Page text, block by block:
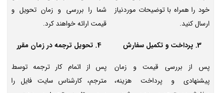
خود را همراه با توضیحات موردنیاز
ارسال کنید.
شما را بررسی و زمان تحویل و
قیمت ارائه خواهند کرد.
3. پرداخت و تکمیل سفارش
پس از بررسی قیمت و زمان
پیشنهادی و پرداخت هزینه،
4. تحویل ترجمه در زمان مقرر
پس از اتمام کار ترجمه توسط
مترجم، کارشناس سایت فایل را